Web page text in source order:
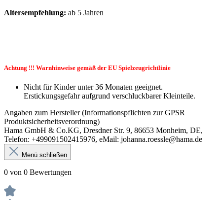
Altersempfehlung: ab 5 Jahren
Achtung !!! Warnhinweise gemäß der EU Spielzeugrichtlinie
Nicht für Kinder unter 36 Monaten geeignet.
Erstickungsgefahr aufgrund verschluckbarer Kleinteile.
Angaben zum Hersteller (Informationspflichten zur GPSR
Produktsicherheitsverordnung)
Hama GmbH & Co.KG, Dresdner Str. 9, 86653 Monheim, DE,
Telefon: +499091502415976, eMail: johanna.roessle@hama.de
Menü schließen
0 von 0 Bewertungen